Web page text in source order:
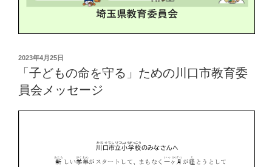
投
2023年4月25日
「子どもの命を守る」ための川口市教育委
員会メッセージ